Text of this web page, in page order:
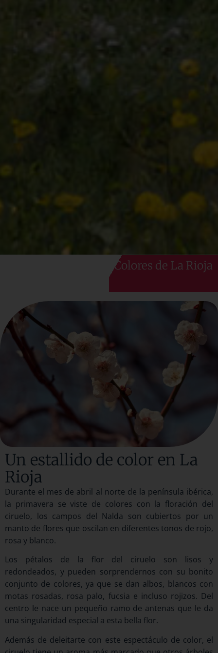
Colores de La Rioja
Un estallido de color en La
Rioja
Durante el mes de abril al norte de la península ibérica,
la primavera se viste de colores con la floración del
ciruelo, los campos del Nalda son cubiertos por un
manto de flores que oscilan en diferentes tonos de rojo,
rosa y blanco.
Los pétalos de la flor del ciruelo son lisos y
redondeados, y pueden sorprendernos con su bonito
conjunto de colores, ya que se dan albos, blancos con
motas rosadas, rosa palo, fucsia e incluso rojizos. Del
centro le nace un pequeño ramo de antenas que le da
una singularidad especial a esta bella flor.
Además de deleitarte con este espectáculo de color, el